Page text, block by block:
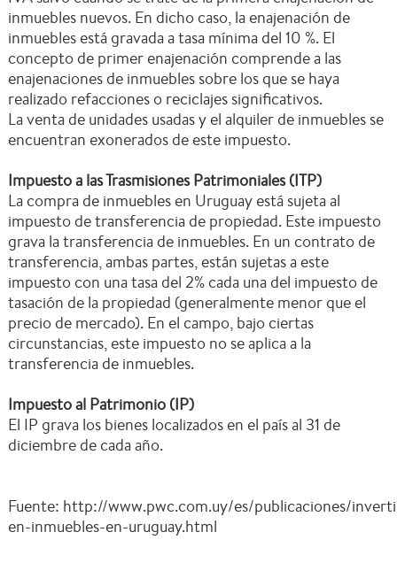
inmuebles nuevos. En dicho caso, la enajenación de
inmuebles está gravada a tasa mínima del 10 %. El
concepto de primer enajenación comprende a las
enajenaciones de inmuebles sobre los que se haya
realizado refacciones o reciclajes significativos.
La venta de unidades usadas y el alquiler de inmuebles se
encuentran exonerados de este impuesto.
Impuesto a las Trasmisiones Patrimoniales (ITP)
La compra de inmuebles en Uruguay está sujeta al
impuesto de transferencia de propiedad. Este impuesto
grava la transferencia de inmuebles. En un contrato de
transferencia, ambas partes, están sujetas a este
impuesto con una tasa del 2% cada una del impuesto de
tasación de la propiedad (generalmente menor que el
precio de mercado). En el campo, bajo ciertas
circunstancias, este impuesto no se aplica a la
transferencia de inmuebles.
Impuesto al Patrimonio (IP)
El IP grava los bienes localizados en el país al 31 de
diciembre de cada año.
Fuente: http://www.pwc.com.uy/es/publicaciones/
en-inmuebles-en-uruguay.html